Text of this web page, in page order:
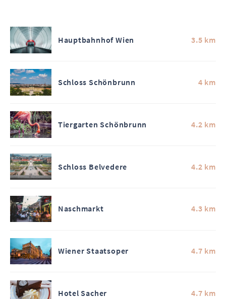
Hauptbahnhof Wien 3.5 km
Schloss Schönbrunn 4 km
Tiergarten Schönbrunn 4.2 km
Schloss Belvedere 4.2 km
Naschmarkt 4.3 km
Wiener Staatsoper 4.7 km
Hotel Sacher 4.7 km